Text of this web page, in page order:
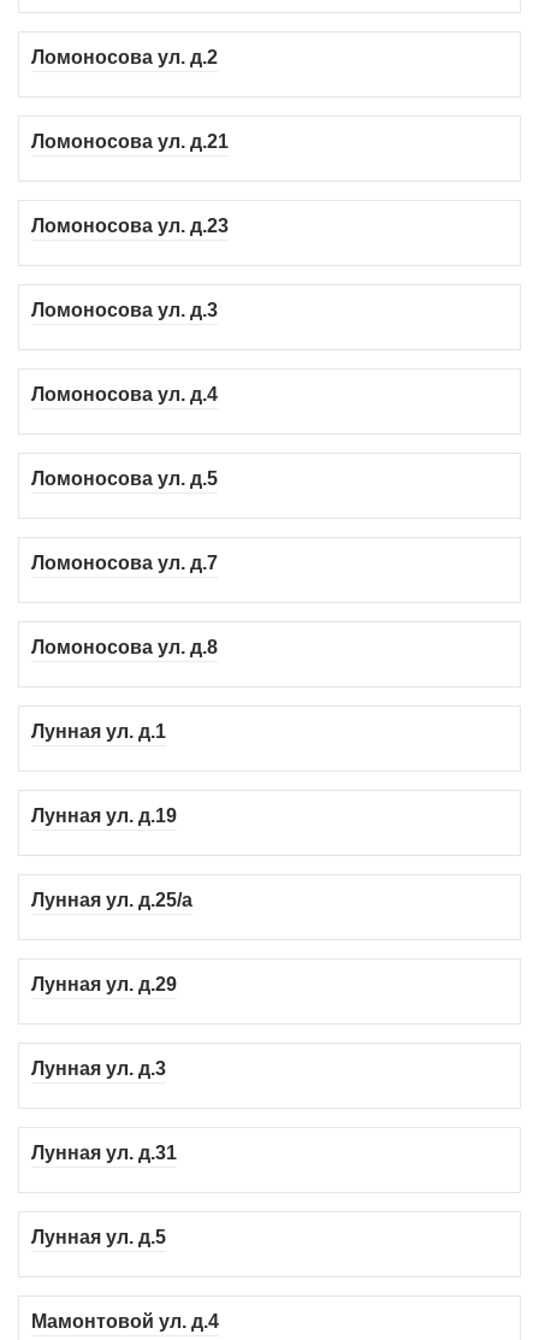
Ломоносова ул. д.2
Ломоносова ул. д.21
Ломоносова ул. д.23
Ломоносова ул. д.3
Ломоносова ул. д.4
Ломоносова ул. д.5
Ломоносова ул. д.7
Ломоносова ул. д.8
Лунная ул. д.1
Лунная ул. д.19
Лунная ул. д.25/а
Лунная ул. д.29
Лунная ул. д.3
Лунная ул. д.31
Лунная ул. д.5
Мамонтовой ул. д.4